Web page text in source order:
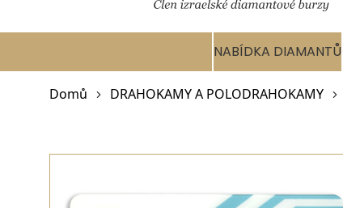
NABÍDKA DIAMANTŮ
Domů DRAHOKAMY A POLODRAHOKAMY